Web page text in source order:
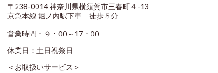
〒238-0014 神奈川県横須賀市三春町４-13
京急本線 堀ノ内駅下車 徒歩５分
営業時間：９：00～17：00
休業日：土日祝祭日
＜お取扱いサービス＞